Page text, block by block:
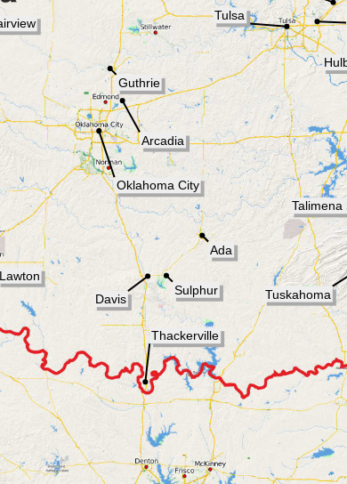
to display fullscreen!
für maximierte Ansicht!